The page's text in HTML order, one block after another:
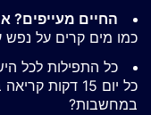
החיים מעייפים?
כמו מים קרים על נפש
כל התפילות לכל
כל יום 15 דקות קריאה ב
במחשבות?